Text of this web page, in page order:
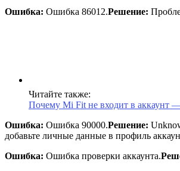
Ошибка: Ошибка 86012.Решение:
Читайте также:
Почему Mi Fit не входит в аккаунт
Ошибка: Ошибка 90000.Решение:
добавьте личные данные в профиль
Ошибка: Ошибка проверки аккаунта.